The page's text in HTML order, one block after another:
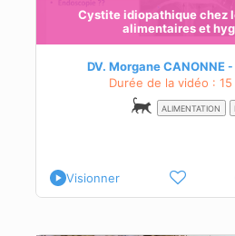
Cystite idiopathique chez
alimentaires et
DV. Morgane CANONNE
Durée de la vidéo : 15
ALIMENTATION
Visionner